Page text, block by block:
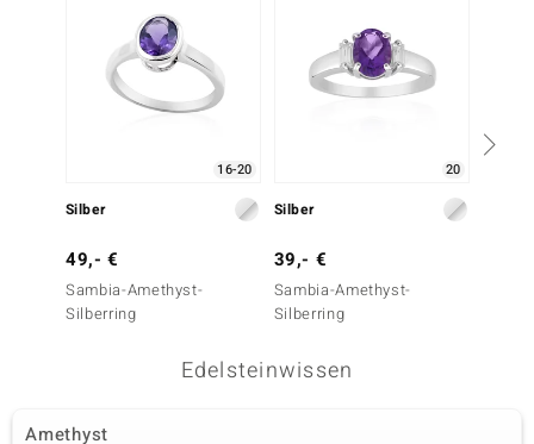
16-20
Silber
49,- €
Sambia-Amethyst-
Silberring
20
Silber
39,- €
Sambia-Amethyst-
Silberring
Edelsteinwissen
Amethyst